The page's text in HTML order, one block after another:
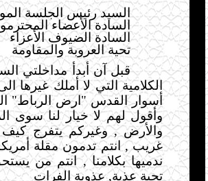
السيد رئيس الجلسة
السادة الأعضاء
السادة الضيوف الأعزاء
تحية العروبة والمقاومة
قبل آن أبدأ مداخلتي
الكلامية التي لا أملك غيرها
أسوار القدس "ارض الرباط"
وأقول لهم لا خيار لنا سوى
والأرض , وغيركم يتفرج
غريب , انتم تدمون مقلة
ندميها بكلامنا , انتم من
تحية عذبة, عذوبة الفرات